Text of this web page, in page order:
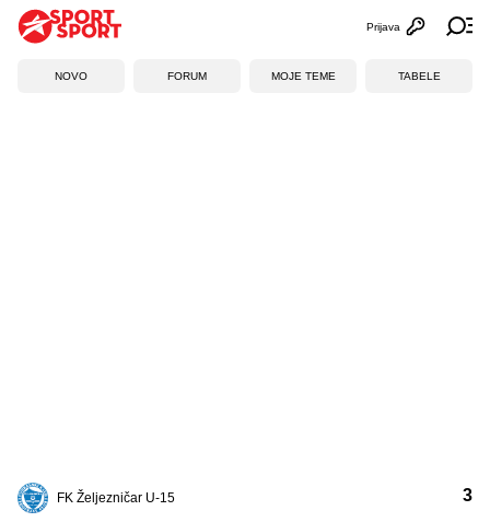
Otvori
Prijava
NOVO FORUM MOJE TEME TABELE
FK Željezničar U-15 3